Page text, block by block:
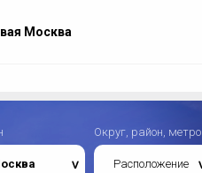
Москва
Округ, район, метро
Расположение